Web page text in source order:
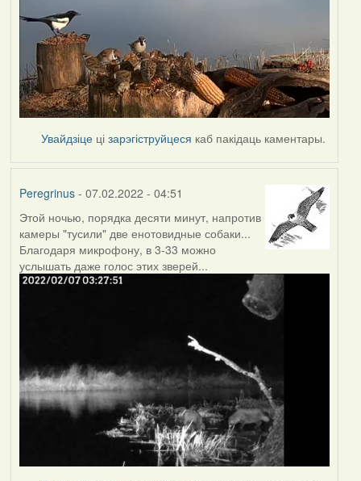
Увайдзіце цізарэгіструйцеся каб пакідаць каментары.
Peregrinus- 07.02.2022 - 04:51
Этой ночью, порядка десяти минут, напротив
камеры "тусили" две енотовидные собаки...
Благодаря микрофону, в 3-33 можно
услышать даже голос этих зверей...